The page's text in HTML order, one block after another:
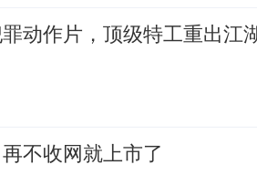
动作片，顶级特工重出江
不收网就上市了